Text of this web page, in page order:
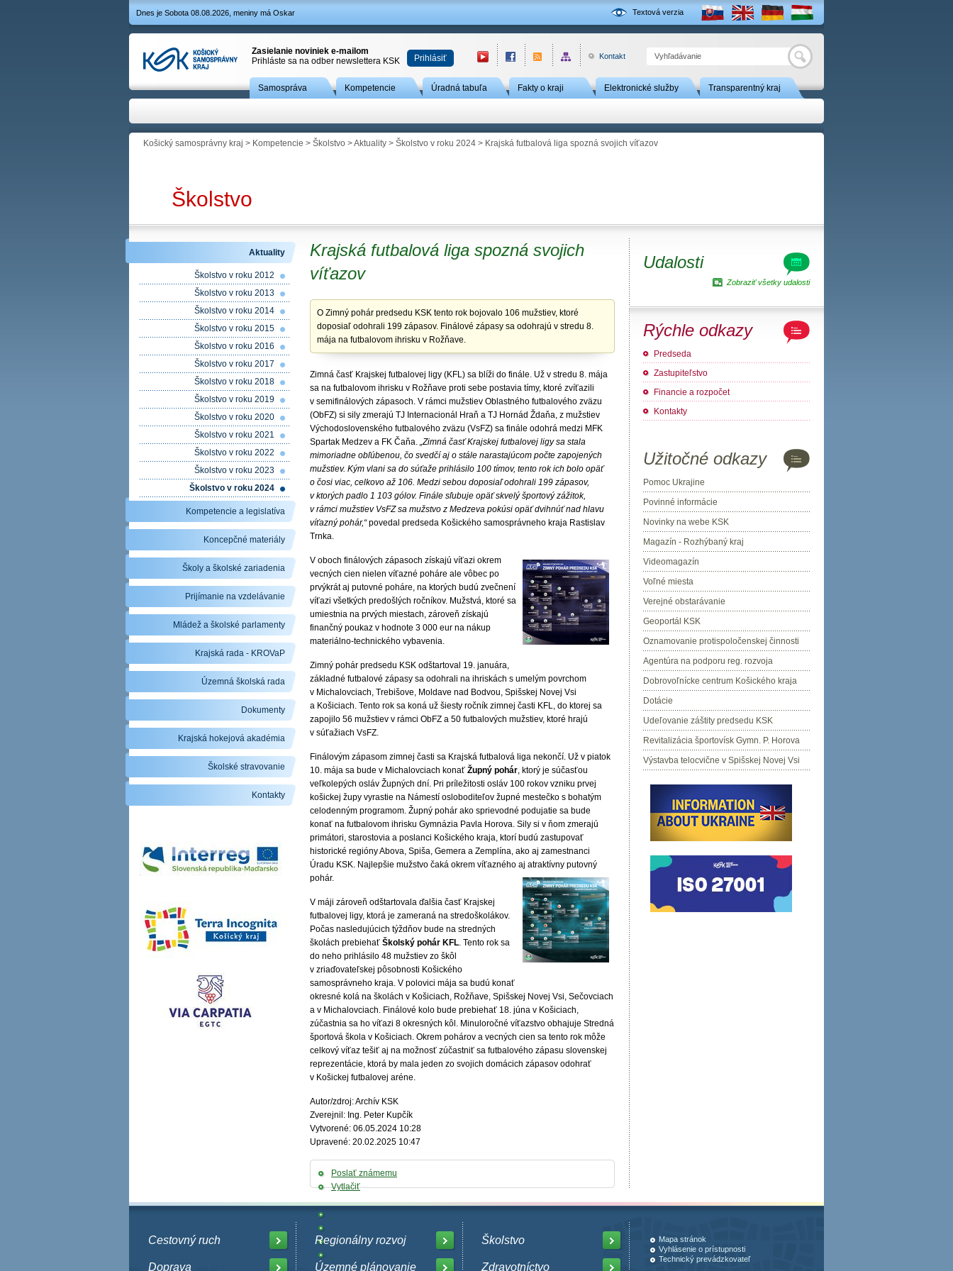
Textová verzia
Dnes je Sobota 08.08.2026, meniny má Oskar
Hľadať
Zasielanie noviniek e-mailom
Prihláste sa na odber newslettera KSK
Prihlásiť Kontakt
Samospráva Kompetencie Úradná tabuľa Fakty o kraji Elektronické služby Transparentný kraj
Košický samosprávny kraj > Kompetencie > Školstvo >Aktuality > Školstvo v roku 2024 > Krajská futbalová liga spozná svojich víťazov
Školstvo
Krajská futbalová liga spozná svojich
víťazov
O Zimný pohár predsedu KSK tento rok bojovalo 106 mužstiev, ktoré
doposiaľ odohrali 199 zápasov. Finálové zápasy sa odohrajú v stredu 8.
mája na futbalovom ihrisku v Rožňave.
Zimná časť Krajskej futbalovej ligy (KFL) sa blíži do finále. Už v stredu 8. mája
sa na futbalovom ihrisku v Rožňave proti sebe postavia tímy, ktoré zvíťazili
v semifinálových zápasoch. V rámci mužstiev Oblastného futbalového zväzu
(ObFZ) si sily zmerajú TJ Internacionál Hraň a TJ Hornád Ždaňa, z mužstiev
Východoslovenského futbalového zväzu (VsFZ) sa finále odohrá medzi MFK
Spartak Medzev a FK Čaňa. „Zimná časť Krajskej futbalovej ligy sa stala
mimoriadne obľúbenou, čo svedčí aj o stále narastajúcom počte zapojených
mužstiev. Kým vlani sa do súťaže prihlásilo 100 tímov, tento rok ich bolo opäť
o čosi viac, celkovo až 106. Medzi sebou doposiaľ odohrali 199 zápasov,
v ktorých padlo 1 103 gólov. Finále sľubuje opäť skvelý športový zážitok,
v rámci mužstiev VsFZ sa mužstvo z Medzeva pokúsi opäť dvihnúť nad hlavu
víťazný pohár,“povedal predseda Košického samosprávneho kraja Rastislav
Trnka.
V oboch finálových zápasoch získajú víťazi okrem
vecných cien nielen víťazné poháre ale vôbec po
prvýkrát aj putovné poháre, na ktorých budú zvečnení
víťazi všetkých predošlých ročníkov. Mužstvá, ktoré sa
umiestnia na prvých miestach, zároveň získajú
finančný poukaz v hodnote 3 000 eur na nákup
materiálno-technického vybavenia.
Zimný pohár predsedu KSK odštartoval 19. januára,
základné futbalové zápasy sa odohrali na ihriskách s umelým povrchom
v Michalovciach, Trebišove, Moldave nad Bodvou, Spišskej Novej Vsi
a Košiciach. Tento rok sa koná už šiesty ročník zimnej časti KFL, do ktorej sa
zapojilo 56 mužstiev v rámci ObFZ a 50 futbalových mužstiev, ktoré hrajú
v súťažiach VsFZ.
Finálovým zápasom zimnej časti sa Krajská futbalová liga nekončí. Už v piatok
10. mája sa bude v Michalovciach konať Župný pohár, ktorý je súčasťou
veľkolepých osláv Župných dní. Pri príležitosti osláv 100 rokov vzniku prvej
košickej župy vyrastie na Námestí osloboditeľov župné mestečko s bohatým
celodenným programom. Župný pohár ako sprievodné podujatie sa bude
konať na futbalovom ihrisku Gymnázia Pavla Horova. Sily si v ňom zmerajú
primátori, starostovia a poslanci Košického kraja, ktorí budú zastupovať
historické regióny Abova, Spiša, Gemera a Zemplína, ako aj zamestnanci
Úradu KSK. Najlepšie mužstvo čaká okrem víťazného aj atraktívny putovný
pohár.
V máji zároveň odštartovala ďalšia časť Krajskej
futbalovej ligy, ktorá je zameraná na stredoškolákov.
Počas nasledujúcich týždňov bude na stredných
školách prebiehať Školský pohár KFL. Tento rok sa
do neho prihlásilo 48 mužstiev zo škôl
v zriaďovateľskej pôsobnosti Košického
samosprávneho kraja. V polovici mája sa budú konať
okresné kolá na školách v Košiciach, Rožňave, Spišskej Novej Vsi, Sečovciach
a v Michalovciach. Finálové kolo bude prebiehať 18. júna v Košiciach,
zúčastnia sa ho víťazi 8 okresných kôl. Minuloročné víťazstvo obhajuje Stredná
športová škola v Košiciach. Okrem pohárov a vecných cien sa tento rok môže
celkový víťaz tešiť aj na možnosť zúčastniť sa futbalového zápasu slovenskej
reprezentácie, ktorá by mala jeden zo svojich domácich zápasov odohrať
v Košickej futbalovej aréne.
Autor/zdroj: Archív KSK
Zverejnil: Ing. Peter Kupčík
Vytvorené: 06.05.2024 10:28
Upravené: 20.02.2025 10:47
Poslať známemu
Vytlačiť
Aktuality
Školstvo v roku 2012
Školstvo v roku 2013
Školstvo v roku 2014
Školstvo v roku 2015
Školstvo v roku 2016
Školstvo v roku 2017
Školstvo v roku 2018
Školstvo v roku 2019
Školstvo v roku 2020
Školstvo v roku 2021
Školstvo v roku 2022
Školstvo v roku 2023
Školstvo v roku 2024
Kompetencie a legislatíva
Koncepčné materiály
Školy a školské zariadenia
Prijímanie na vzdelávanie
Mládež a školské parlamenty
Krajská rada - KROVaP
Územná školská rada
Dokumenty
Krajská hokejová akadémia
Školské stravovanie
Kontakty
Udalosti
Zobraziť všetky udalosti
Rýchle odkazy
Predseda
Zastupiteľstvo
Financie a rozpočet
Kontakty
Užitočné odkazy
Pomoc Ukrajine
Povinné informácie
Novinky na webe KSK
Magazín - Rozhýbaný kraj
Videomagazín
Voľné miesta
Verejné obstarávanie
Geoportál KSK
Oznamovanie protispoločenskej činnosti
Agentúra na podporu reg. rozvoja
Dobrovoľnícke centrum Košického kraja
Dotácie
Udeľovanie záštity predsedu KSK
Revitalizácia športovísk Gymn. P. Horova
Výstavba telocvične v Spišskej Novej Vsi
Cestovný ruch
Doprava
Regionálny rozvoj
Územné plánovanie
Školstvo
Zdravotníctvo
Mapa stránok
Vyhlásenie o prístupnosti
Technický prevádzkovateľ